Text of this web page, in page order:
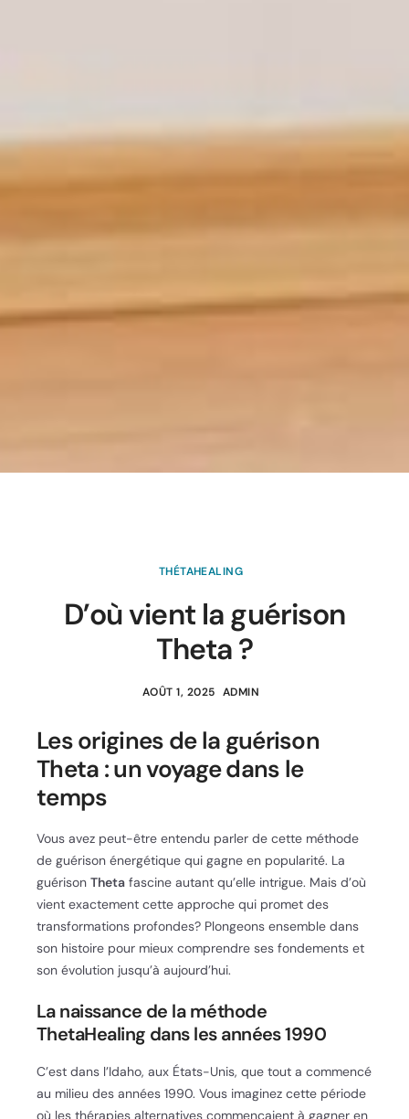
THÉTAHEALING
D’où vient la guérison
Theta ?
AOÛT 1, 2025 ADMIN
Les origines de la guérison
Theta : un voyage dans le
temps
Vous avez peut-être entendu parler de cette méthode
de guérison énergétique qui gagne en popularité. La
guérison Theta fascine autant qu’elle intrigue. Mais d’où
vient exactement cette approche qui promet des
transformations profondes? Plongeons ensemble dans
son histoire pour mieux comprendre ses fondements et
son évolution jusqu’à aujourd’hui.
La naissance de la méthode
ThetaHealing dans les années 1990
C’est dans l’Idaho, aux États-Unis, que tout a commencé
au milieu des années 1990. Vous imaginez cette période
où les thérapies alternatives commençaient à gagner en